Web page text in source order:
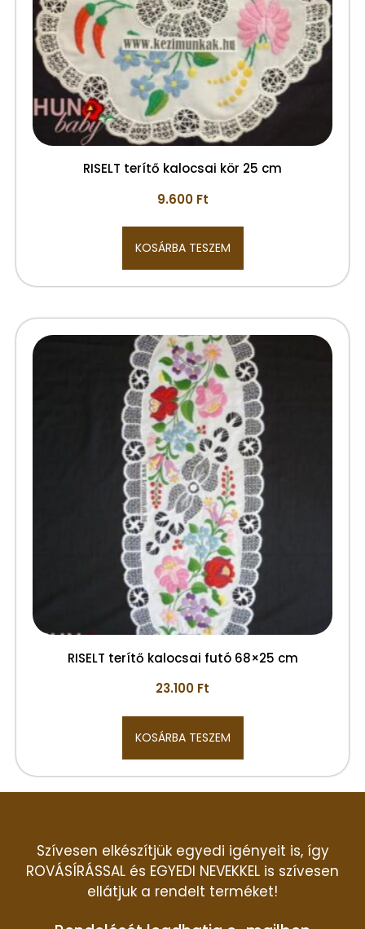
RISELT terítő kalocsai kör 25 cm
9.600 Ft
KOSÁRBA TESZEM
RISELT terítő kalocsai futó 68×25 cm
23.100 Ft
KOSÁRBA TESZEM
Szívesen elkészítjük egyedi igényeit is, így
ROVÁSÍRÁSSAL és EGYEDI NEVEKKEL is szívesen
ellátjuk a rendelt terméket!